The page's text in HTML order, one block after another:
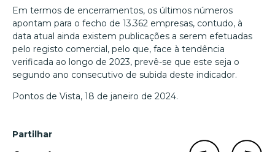
Em termos de encerramentos, os últimos números
apontam para o fecho de 13.362 empresas, contudo, à
data atual ainda existem publicações a serem efetuadas
pelo registo comercial, pelo que, face à tendência
verificada ao longo de 2023, prevê-se que este seja o
segundo ano consecutivo de subida deste indicador.
Pontos de Vista, 18 de janeiro de 2024.
Partilhar